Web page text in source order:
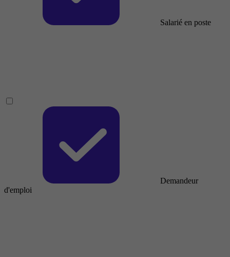
Salarié en poste
Demandeur
d'emploi